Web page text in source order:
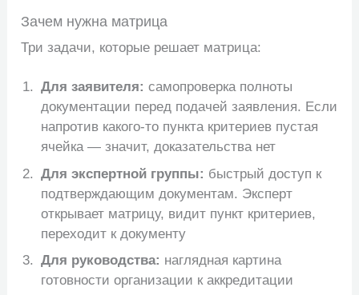
Зачем нужна матрица
Три задачи, которые решает матрица:
Для заявителя: самопроверка полноты
документации перед подачей заявления. Если
напротив какого-то пункта критериев пустая
ячейка — значит, доказательства нет
Для экспертной группы: быстрый доступ к
подтверждающим документам. Эксперт
открывает матрицу, видит пункт критериев,
переходит к документу
Для руководства: наглядная картина
готовности организации к аккредитации